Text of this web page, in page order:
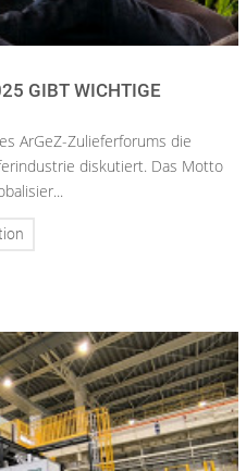
GIBT WICHTIGE
ArGeZ-Zulieferforums die
diskutiert. Das Motto